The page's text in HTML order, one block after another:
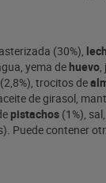
(30%),
yema dehuevo,
(2,8%), trocitos de
de girasol,
pistachos (1%),
Puede contener